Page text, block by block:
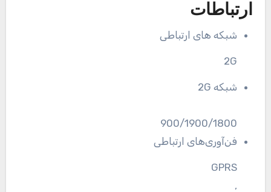
ارتباطات
شبکه های ارتباطی
2G
شبکه 2G
900/1900/1800
فن‌آوری‌های ارتباطی
GPRS
,